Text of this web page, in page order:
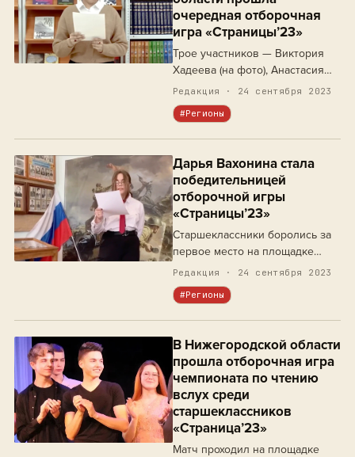
очередная отборочная
игра «Страницы’23»
Трое участников — Виктория
Хадеева (на фото), Анастасия
Хамгушкеева и Анна Седенкова
– особенно ярко проявили
свое мастерство исполнения и
стали победительницами этапа.
Редакция · 24 сентября 2023
#Регионы
Дарья Вахонина стала
победительницей
отборочной игры
«Страницы’23»
Старшеклассники боролись за
первое место на площадке
Ближнепесоченской школы №1
городского округа Выксы
Нижегородской области.
Редакция · 24 сентября 2023
#Регионы
В Нижегородской области
прошла отборочная игра
чемпионата по чтению
вслух среди
старшеклассников
«Страница’23»
Матч проходил на площадке